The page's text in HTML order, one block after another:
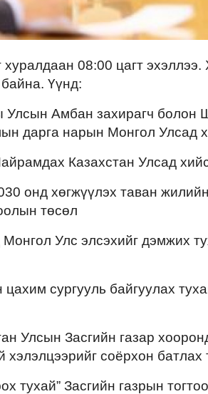
хуралдаан 08:00 цагт
Үүнд:
Улсын Амбан захирагч
дарга нарын Монгол Улсад
Казахстан Улсад
онд хөгжүүлэх таван
төсөл
Улс элсэхийг дэмжих
сургууль байгуулах
Улсын Засгийн газар
соёрхон батлах
тухай” Засгийн газрын